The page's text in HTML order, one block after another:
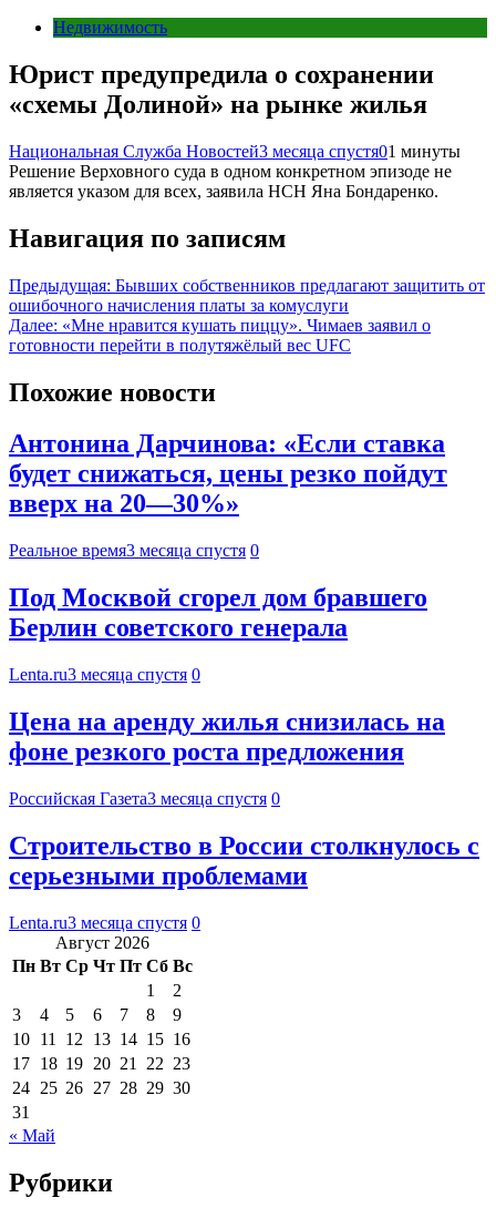
Недвижимость
Юрист предупредила о сохранении
«схемы Долиной» на рынке жилья
Национальная Служба Новостей3 месяца спустя01 минуты
Решение Верховного суда в одном конкретном эпизоде не
является указом для всех, заявила НСН Яна Бондаренко.
Навигация по записям
Предыдущая: Бывших собственников предлагают защитить от
ошибочного начисления платы за комуслуги
Далее: «Мне нравится кушать пиццу». Чимаев заявил о
готовности перейти в полутяжёлый вес UFC
Похожие новости
Антонина Дарчинова: «Если ставка
будет снижаться, цены резко пойдут
вверх на 20—30%»
Реальное время3 месяца спустя 0
Под Москвой сгорел дом бравшего
Берлин советского генерала
Lenta.ru3 месяца спустя 0
Цена на аренду жилья снизилась на
фоне резкого роста предложения
Российская Газета3 месяца спустя 0
Строительство в России столкнулось с
серьезными проблемами
Lenta.ru3 месяца спустя 0
Август 2026
Пн Вт Ср Чт Пт Сб Вс
1
2
3
4 5 6 7 8
9
10 11 12 13 14 15 16
17 18 19 20 21 22 23
24 25 26 27 28 29 30
31
« Май
Рубрики